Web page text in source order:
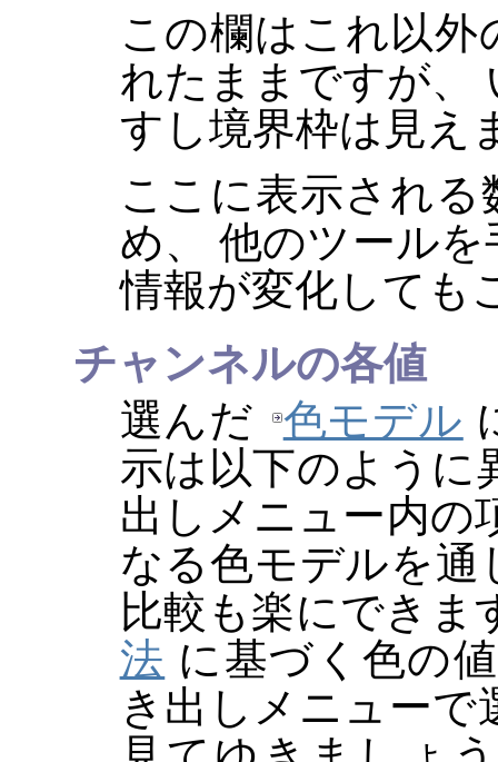
この欄はこれ以
れたままですが、
すし境界枠は見え
ここに表示され
め、 他のツール
情報が変化しても
チャンネルの各値
選んだ 色モデル
示は以下のように
出しメニュー内の
なる色モデルを
比較も楽にできま
法 に基づく色の
き出しメニュー